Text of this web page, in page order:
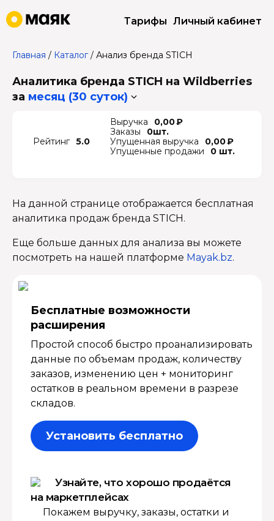
Тарифы Личный кабинет
Главная / Каталог/ Анализ бренда STICH
Аналитика бренда STICH на Wildberries
за месяц (30 суток)
Рейтинг 5.0
Выручка
0,00 ₽
Заказы
0шт.
Упущенная выручка
0,00 ₽
Упущенные продажи
0 шт.
На данной странице отображается бесплатная
аналитика продаж бренда STICH.
Еще больше данных для анализа вы можете
посмотреть на нашей платформе Mayak.bz.
Бесплатные возмож­ности
расширения
Простой способ быстро проанализировать
данные по объемам продаж, количеству
заказов, изменению цен + мониторинг
остатков в реальном времени в разрезе
складов.
Установить бесплатно
Узнайте, что хорошо продаётся
на маркетплейсах
Покажем выручку, заказы, остатки и